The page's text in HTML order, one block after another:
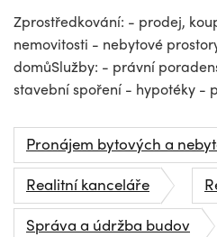
Zprostředkování: - prodej,
nemovitosti - nebytové
domůSlužby: - právní
stavební spoření - hypotéky -
Pronájem bytových a
Realitní kanceláře
Správa a údržba budov